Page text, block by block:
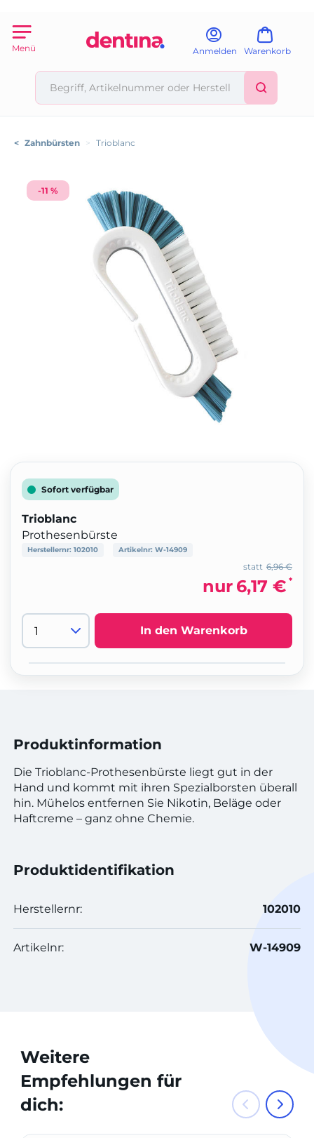
Menü Anmelden Warenkorb
< Zahnbürsten > Trioblanc
-11 %
Sofort verfügbar
Trioblanc
Prothesenbürste
Herstellernr: 102010 Artikelnr: W-14909
6,96 €
statt
nur 6,17 € *
In den Warenkorb
Produktinformation
Die Trioblanc-Prothesenbürste liegt gut in der
Hand und kommt mit ihren Spezialborsten überall
hin. Mühelos entfernen Sie Nikotin, Beläge oder
Haftcreme – ganz ohne Chemie.
Produktidentifikation
Herstellernr: 102010
Artikelnr: W-14909
Weitere
Empfehlungen für
dich: